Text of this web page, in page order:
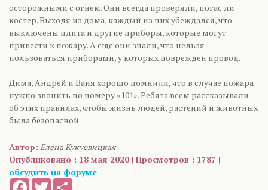
осторожными с огнем. Они всегда проверяли, погас ли
костер. Выходя из дома, каждый из них убеждался, что
выключены плита и другие приборы, которые могут
привести к пожару. А еще они знали, что нельзя
пользоваться приборами, у которых поврежден провод.
Дима, Андрей и Ваня хорошо помнили, что в случае пожара
нужно звонить по номеру «101». Ребята всем рассказывали
об этих правилах, чтобы жизнь людей, растений и животных
была безопасной.
Автор: Елена Кукуевицкая
Опубликовано : 18 мая 2020 | Просмотров : 1787 |
обсудить на форуме
FacebookTwitter